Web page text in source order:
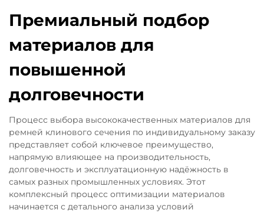
Премиальный подбор
материалов для
повышенной
долговечности
Процесс выбора высококачественных материалов для
ремней клинового сечения по индивидуальному заказу
представляет собой ключевое преимущество,
напрямую влияющее на производительность,
долговечность и эксплуатационную надёжность в
самых разных промышленных условиях. Этот
комплексный процесс оптимизации материалов
начинается с детального анализа условий